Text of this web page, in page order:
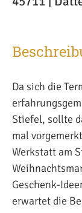
Da sich die
Stiefel, sollte
mal
Werkstatt am
Geschenk-
erwartet die